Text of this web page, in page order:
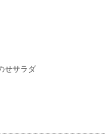
せサラダ